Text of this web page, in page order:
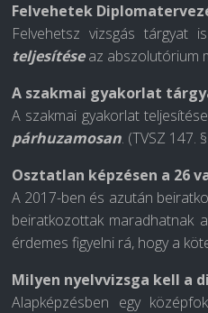
Felvehetek
Felvehetsz vizsgás tárgyat
teljesítéseaz abszolutórium
A szakmai gyakorlat
A szakmai gyakorlat
párhuzamosan. (TVSZ 147.
Osztatlan képzésen a 26
A 2017-ben és azután
beiratkozottak maradhatnak
érdemes figyelni rá, hogy a
Milyen nyelvvizsga kell a
Alapképzésben egy